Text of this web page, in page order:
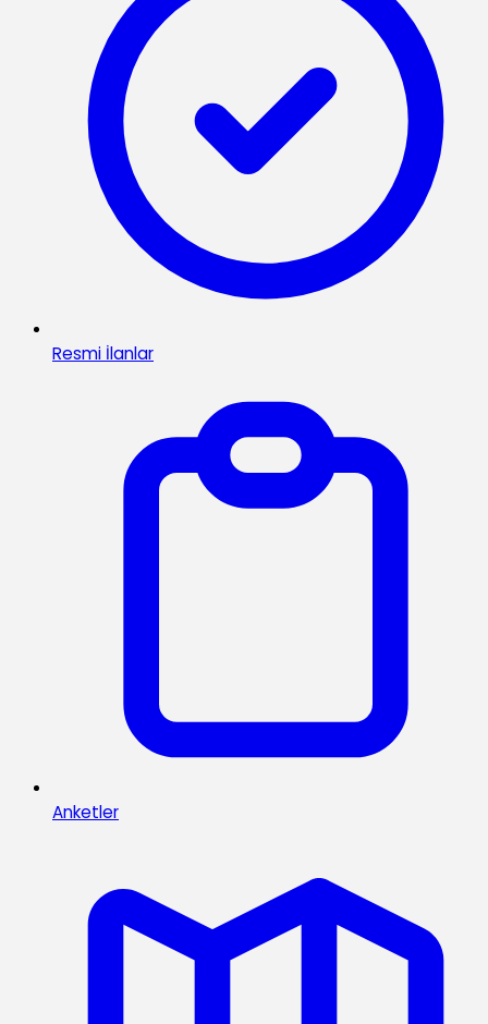
Resmi İlanlar
Anketler